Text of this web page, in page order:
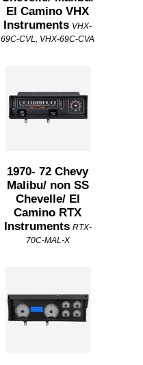
El Camino VHX
Instruments VHX-
69C-CVL, VHX-69C-CVA
1970- 72 Chevy
Malibu/ non SS
Chevelle/ El
Camino RTX
Instruments RTX-
70C-MAL-X